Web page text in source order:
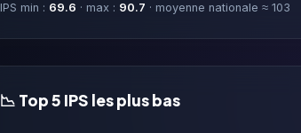
IPS min : 69.6 · max : 90.7 · moyenne nationale ≈ 103
📉 Top 5 IPS les plus bas